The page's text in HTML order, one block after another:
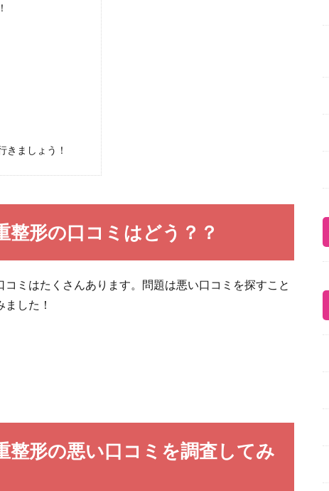
きましょう！
形の口コミはどう？？
ミはたくさんあります。問題は悪い口コミを探すこと
した！
形の悪い口コミを調査してみ